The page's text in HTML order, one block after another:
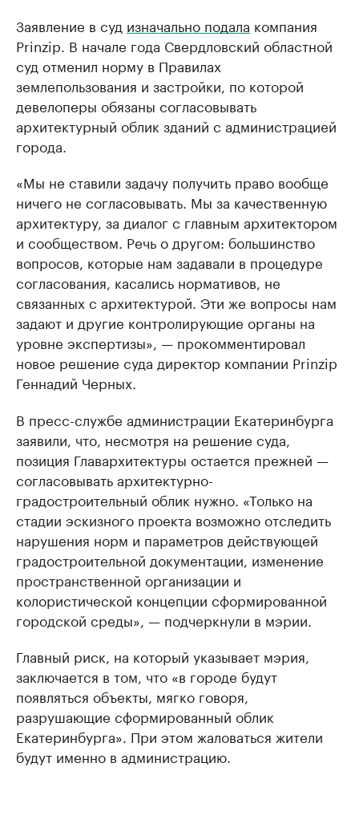
Заявление в суд изначально подала компания
Prinzip. В начале года Свердловский областной
суд отменил норму в Правилах
землепользования и застройки, по которой
девелоперы обязаны согласовывать
архитектурный облик зданий с администрацией
города.
«Мы не ставили задачу получить право вообще
ничего не согласовывать. Мы за качественную
архитектуру, за диалог с главным архитектором
и сообществом. Речь о другом: большинство
вопросов, которые нам задавали в процедуре
согласования, касались нормативов, не
связанных с архитектурой. Эти же вопросы нам
задают и другие контролирующие органы на
уровне экспертизы», — прокомментировал
новое решение суда директор компании Prinzip
Геннадий Черных.
В пресс-службе администрации Екатеринбурга
заявили, что, несмотря на решение суда,
позиция Главархитектуры остается прежней —
согласовывать архитектурно-
градостроительный облик нужно. «Только на
стадии эскизного проекта возможно отследить
нарушения норм и параметров действующей
градостроительной документации, изменение
пространственной организации и
колористической концепции сформированной
городской среды», — подчеркнули в мэрии.
Главный риск, на который указывает мэрия,
заключается в том, что «в городе будут
появляться объекты, мягко говоря,
разрушающие сформированный облик
Екатеринбурга». При этом жаловаться жители
будут именно в администрацию.